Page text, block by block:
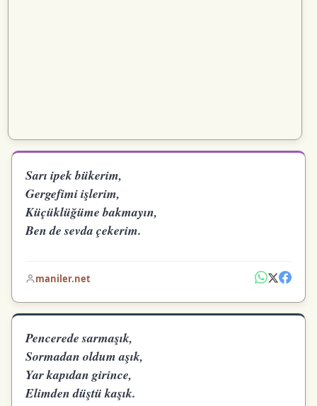
Sarı ipek bükerim,
Gergefimi işlerim,
Küçüklüğüme bakmayın,
Ben de sevda çekerim.
maniler.net
Pencerede sarmaşık,
Sormadan oldum aşık,
Yar kapıdan girince,
Elimden düştü kaşık.